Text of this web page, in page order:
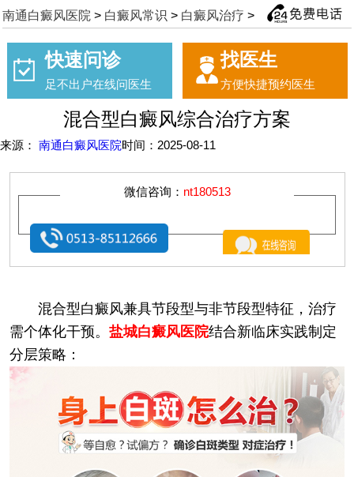
南通白癜风医院 > 白癜风常识 > 白癜风治疗 >
快速问诊
足不出户在线问医生
找医生
方便快捷预约医生
混合型白癜风综合治疗方案
来源： 南通白癜风医院时间：2025-08-11
微信咨询： nt180513
混合型白癜风兼具节段型与非节段型特征，治疗
需个体化干预。​ 盐城白癜风医院结合新临床实践制定
分层策略：